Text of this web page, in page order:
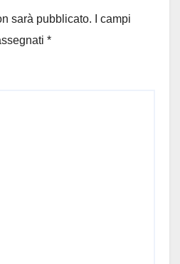
sarà pubblicato.
I campi
*